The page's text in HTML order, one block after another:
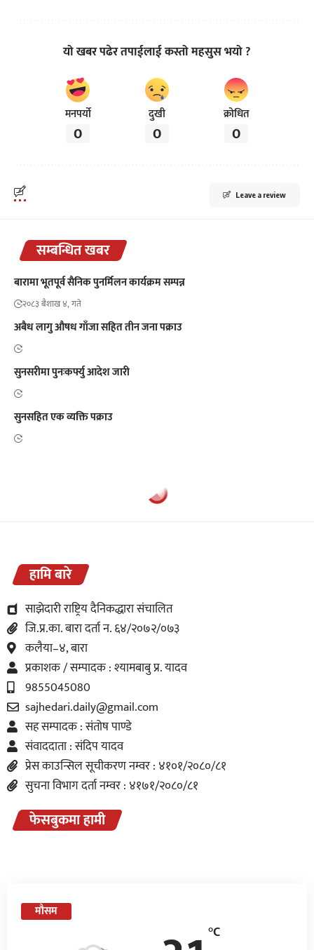
यो खबर पढेर तपाईलाई कस्तो महसुस भयो ?
मनपर्यो
0
दुखी
0
क्रोधित
0
Leave a review
सम्बन्धित खबर
बारामा भूतपूर्व सैनिक पुनर्मिलन कार्यक्रम सम्पन्न
२०८३ बैशाख ४, गते
अबैध लागु औषध गाँजा सहित तीन जना पक्राउ
सुनसरीमा पुनःकर्फ्यु आदेश जारी
सुनसहित एक व्यक्ति पक्राउ
हामि बारे
साझेदारी राष्ट्रिय दैनिकद्धारा संचालित
जि.प्र.का. बारा दर्ता न. ६४/२०७२/०७३
कलैया–४, बारा
प्रकाशक / सम्पादक : श्यामबाबु प्र. यादव
9855045080
sajhedari.daily@gmail.com
सह सम्पादक : संतोष पाण्डे
संवाददाता : संदिप यादव
प्रेस काउन्सिल सूचीकरण नम्वर : ४१०१/२०८०/८१
सुचना विभाग दर्ता नम्वर : ४१७१/२०८०/८१
फेसबुकमा हामी
मौसम
°C